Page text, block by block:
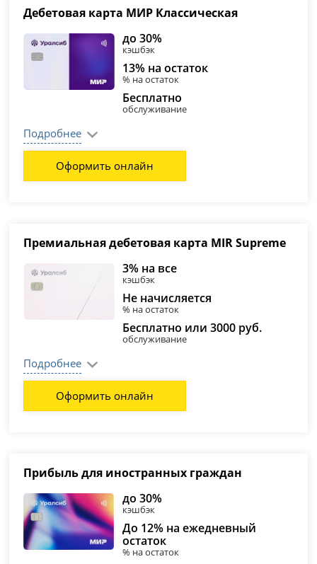
Дебетовая карта МИР Классическая
до 30%
кэшбэк
13% на остаток
% на остаток
Бесплатно
обслуживание
Подробнее
Оформить онлайн
Премиальная дебетовая карта MIR Supreme
3% на все
кэшбэк
Не начисляется
% на остаток
Бесплатно или 3000 руб.
обслуживание
Подробнее
Оформить онлайн
Прибыль для иностранных граждан
до 30%
кэшбэк
До 12% на ежедневный
остаток
% на остаток